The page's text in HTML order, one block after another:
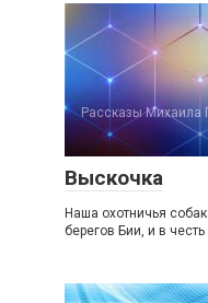
Рассказы Михаила
Выскочка
Наша охотничья
берегов Бии, и в честь